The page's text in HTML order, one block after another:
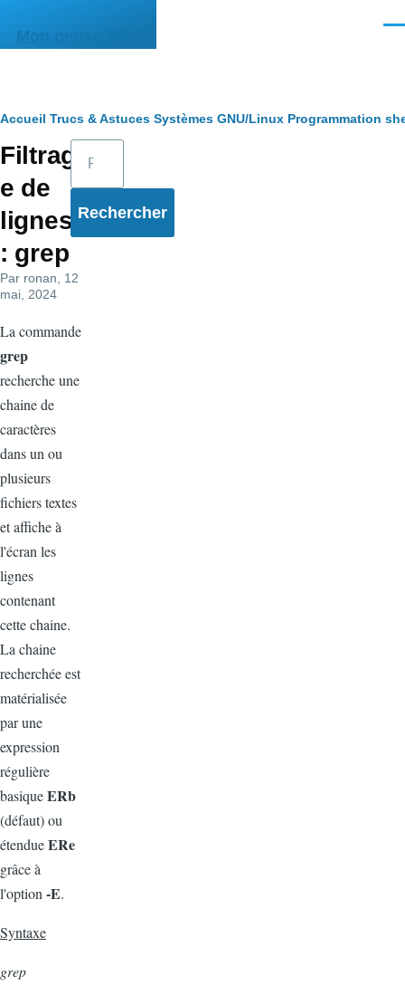
Mon pense-bête
Fil
d'Ariane
Accueil Trucs & Astuces Systèmes GNU/Linux Programmation
Filtrag
e de
lignes
: grep
Par ronan , 12
mai, 2024
La commande
grep
recherche une
chaine de
caractères
dans un ou
plusieurs
fichiers textes
et affiche à
l'écran les
lignes
contenant
cette chaine.
La chaine
recherchée est
matérialisée
par une
expression
régulière
basiqueERb
(défaut) ou
étendueERe
grâce à
l'option -E.
Syntaxe
grep